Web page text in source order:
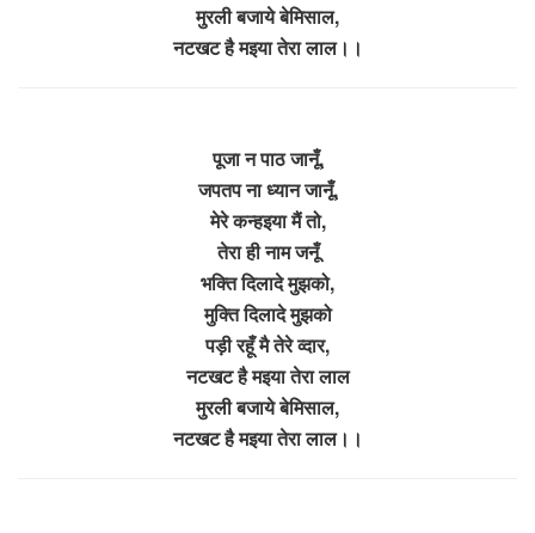
मुरली बजाये बेमिसाल,
नटखट है मइया तेरा लाल।।
पूजा न पाठ जानूँ,
जपतप ना ध्यान जानूँ,
मेरे कन्हइया मैं तो,
तेरा ही नाम जनूँ
भक्ति दिलादे मुझको,
मुक्ति दिलादे मुझको
पड़ी रहूँ मै तेरे व्दार,
नटखट है मइया तेरा लाल
मुरली बजाये बेमिसाल,
नटखट है मइया तेरा लाल।।